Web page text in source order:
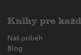
Knihy pre
Náš príbeh
Blog